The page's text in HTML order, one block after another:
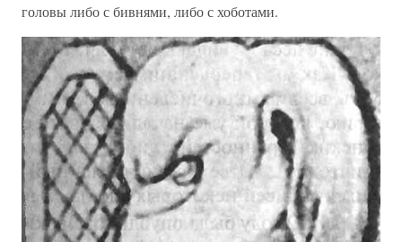
головы либо с бивнями, либо с хоботами.